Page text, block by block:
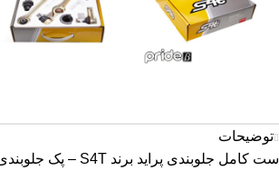
توضیحات
ست کامل جلوبندی پراید برند S4T – پک جلوبندی کامل پراید برند s4t با سیبک طبق فلزی